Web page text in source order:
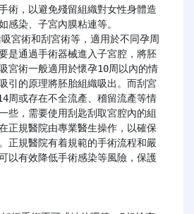
術，以避免殘留組織對女性身體造
感染、子宮內膜粘連等。
是通過手術器械進入子宮腔，將胚
宮術一般適用於懷孕10周以內的情
引的原理將胚胎組織吸出。而刮宮
或存在不全流產、稽留流產等情
些，需要使用刮匙刮取宮腔內的組
正規醫院由專業醫生操作，以確保
正規醫院有着規範的手術流程和嚴
以有效降低手術感染等風險，保護